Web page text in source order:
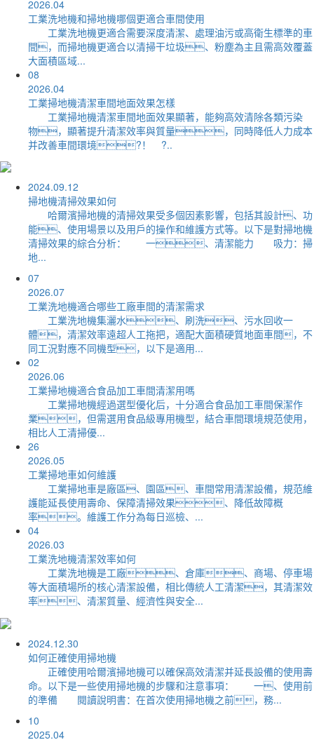
2026.04
工業洗地機和掃地機哪個更適合車間使用
工業洗地機更適合需要深度清潔、處理油污或高衛生標準的車
間，而掃地機更適合以清掃干垃圾、粉塵為主且需高效覆蓋
大面積區域...
08
2026.04
工業掃地機清潔車間地面效果怎樣
工業掃地機清潔車間地面效果顯著，能夠高效清除各類污染
物，顯著提升清潔效率與質量，同時降低人力成本
并改善車間環境?！ ?..
2024.09.12
掃地機清掃效果如何
哈爾濱掃地機的清掃效果受多個因素影響，包括其設計、功
能、使用場景以及用戶的操作和維護方式等。以下是對掃地機
清掃效果的綜合分析： 一、清潔能力 吸力：掃
地...
07
2026.07
工業洗地機適合哪些工廠車間的清潔需求
工業洗地機集灑水、刷洗、污水回收一
體，清潔效率遠超人工拖把，適配大面積硬質地面車間，不
同工況對應不同機型，以下是適用...
02
2026.06
工業掃地機適合食品加工車間清潔用嗎
工業掃地機經過選型優化后，十分適合食品加工車間保潔作
業，但需選用食品級專用機型，結合車間環境規范使用，
相比人工清掃優...
26
2026.05
工業掃地車如何維護
工業掃地車是廠區、園區、車間常用清潔設備，規范維
護能延長使用壽命、保障清掃效果、降低故障概
率。維護工作分為每日巡檢、...
04
2026.03
工業洗地機清潔效率如何
工業洗地機是工廠、倉庫、商場、停車場
等大面積場所的核心清潔設備，相比傳統人工清潔，其清潔效
率、清潔質量、經濟性與安全...
2024.12.30
如何正確使用掃地機
正確使用哈爾濱掃地機可以確保高效清潔并延長設備的使用壽
命。以下是一些使用掃地機的步驟和注意事項： 一、使用前
的準備 閱讀說明書：在首次使用掃地機之前，務...
10
2025.04